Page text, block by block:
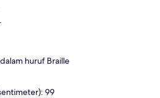
huruf Braille
99